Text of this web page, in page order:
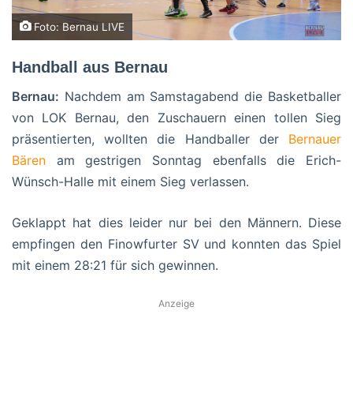
Foto: Bernau LIVE
Handball aus Bernau
Bernau: Nachdem am Samstagabend die Basketballer
von LOK Bernau, den Zuschauern einen tollen Sieg
präsentierten, wollten die Handballer der Bernauer
Bären am gestrigen Sonntag ebenfalls die Erich-
Wünsch-Halle mit einem Sieg verlassen.
Geklappt hat dies leider nur bei den Männern. Diese
empfingen den Finowfurter SV und konnten das Spiel
mit einem 28:21 für sich gewinnen.
Anzeige